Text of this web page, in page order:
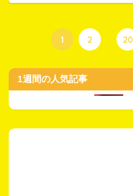
1 2 … 20
1週間の人気記事